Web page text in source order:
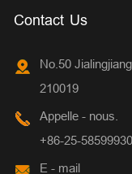
Contact Us
No.50
210019
Appelle - nous.
+86-25-58599930
E - mail